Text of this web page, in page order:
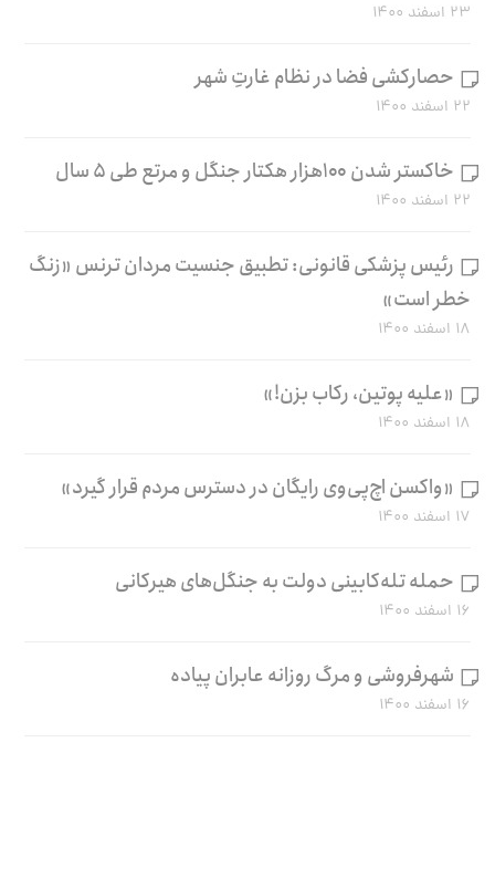
۲۳ اسفند ۱۴۰۰
حصارکشی فضا در نظام غارتِ شهر
۲۲ اسفند ۱۴۰۰
خاکستر شدن ۱۰۰هزار هکتار جنگل و مرتع طی ۵ سال
۲۲ اسفند ۱۴۰۰
رئیس پزشکی قانونی: تطبیق جنسیت مردان ترنس «زنگ
خطر است»
۱۸ اسفند ۱۴۰۰
«علیه پوتین، رکاب بزن!»
۱۸ اسفند ۱۴۰۰
«واکسن اچ‌پی‌وی رایگان در دسترس مردم قرار گیرد»
۱۷ اسفند ۱۴۰۰
حمله تله‌کابینی دولت به جنگل‌های هیرکانی
۱۶ اسفند ۱۴۰۰
شهرفروشی و مرگ روزانه عابران پیاده
۱۶ اسفند ۱۴۰۰